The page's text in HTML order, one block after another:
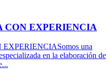
CON EXPERIENCIA
una
en la elaboración de